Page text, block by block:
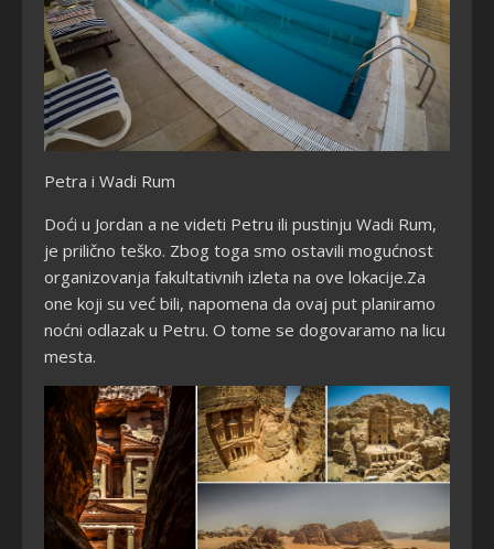
Petra i Wadi Rum
Doći u Jordan a ne videti Petru ili pustinju Wadi Rum,
je prilično teško. Zbog toga smo ostavili mogućnost
organizovanja fakultativnih izleta na ove lokacije.Za
one koji su već bili, napomena da ovaj put planiramo
noćni odlazak u Petru. O tome se dogovaramo na licu
mesta.